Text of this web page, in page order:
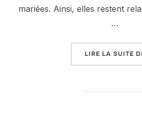
mariées. Ainsi, elles restent
…
LIRE LA SUITE